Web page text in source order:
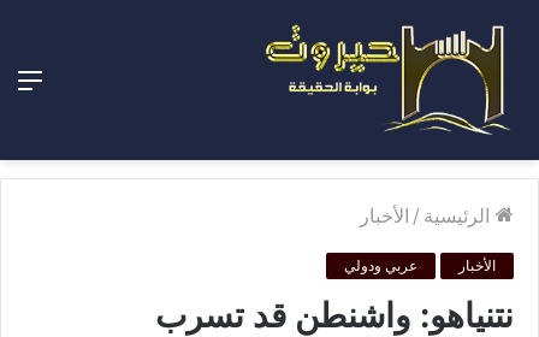
الرئيسية / الأخبار
الأخبار عربي ودولي
نتنياهو: واشنطن قد تسرب